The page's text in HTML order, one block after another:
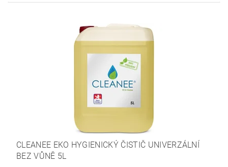
CLEANEE EKO HYGIENICKÝ ČISTIČ UNIVERZÁLNÍ
BEZ VŮNĚ 5L